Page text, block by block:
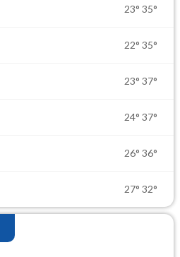
23° 35°
22° 35°
23° 37°
24° 37°
26° 36°
27° 32°